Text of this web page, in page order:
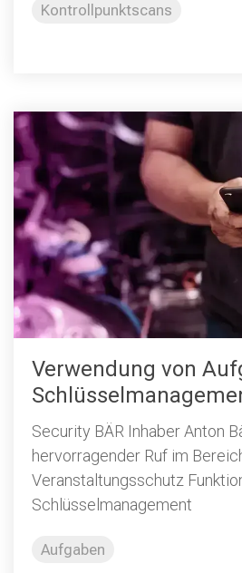
Kontrollpunktscans
Verwendung von
Security BÄR Inhaber Anton
hervorragender Ruf im
Veranstaltungsschutz
Schlüsselmanagement
Aufgaben